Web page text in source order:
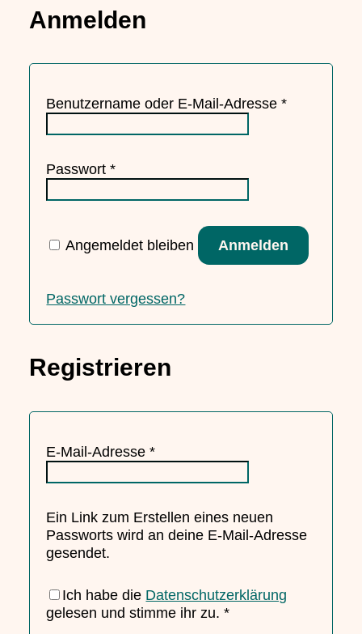
Anmelden
Benutzername oder E-Mail-Adresse*Erforderlich
Passwort*Erforderlich
Angemeldet bleiben Anmelden
Passwort vergessen?
Registrieren
E-Mail-Adresse*Erforderlich
Ein Link zum Erstellen eines neuen
Passworts wird an deine E-Mail-Adresse
gesendet.
Ich habe die Datenschutzerklärung
gelesen und stimme ihr zu. *